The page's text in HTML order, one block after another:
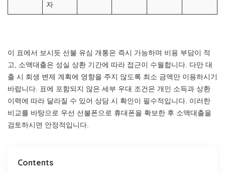
자
이 표에서 보시듯 선불 유심 개통은 즉시 가능하며 비용 부담이 적
고, 소액대출은 성실 상환 기간에 따라 접근이 수월합니다. 다만 대
출 시 회생 변제 계획에 영향을 주지 않도록 최소 금액만 이용하시기
바랍니다. 표에 포함되지 않은 세부 우대 조건은 개인 소득과 상환
이력에 따라 달라질 수 있어 상담 시 확인이 필수적입니다. 이러한
비교를 바탕으로 우선 선불폰으로 휴대폰을 확보한 후 소액대출을
검토하시면 안정적입니다.
Contents